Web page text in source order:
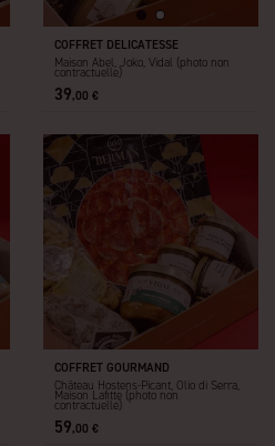
COFFRET DELICATESSE
Maison Abel, Joko, Vidal (photo non
contractuelle)
39,00 €
COFFRET GOURMAND
Château Hostens-Picant, Olio di Serra,
Maison Lafitte (photo non
contractuelle)
59,00 €